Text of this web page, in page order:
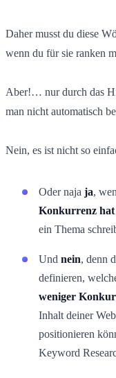
Daher musst du diese
wenn du für sie ranken
Aber!… nur durch das
man nicht automatisch
Nein, es ist nicht so
Oder naja ja,
Konkurrenz hat
ein Thema
Und nein, denn
definieren,
weniger
Inhalt deiner
positionieren
Keyword